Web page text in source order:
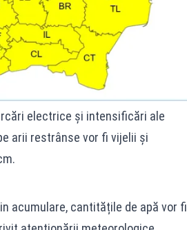
electrice și intensificări ale
arii restrânse vor fi vijelii și
acumulare, cantitățile de apă vor fi